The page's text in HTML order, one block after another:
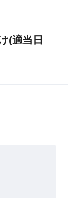
(適当日